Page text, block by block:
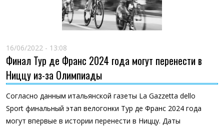
16/06/2022 - 13:08
Финал Тур де Франс 2024 года могут перенести в
Ниццу из-за Олимпиады
Согласно данным итальянской газеты La Gazzetta dello
Sport финальный этап велогонки Тур де Франс 2024 года
могут впервые в истории перенести в Ниццу. Даты